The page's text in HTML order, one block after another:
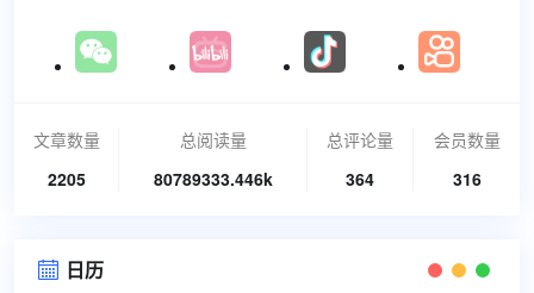
文章数量
2205
总阅读量
80789333.446k
总评论量
364
会员数量
316
 日历